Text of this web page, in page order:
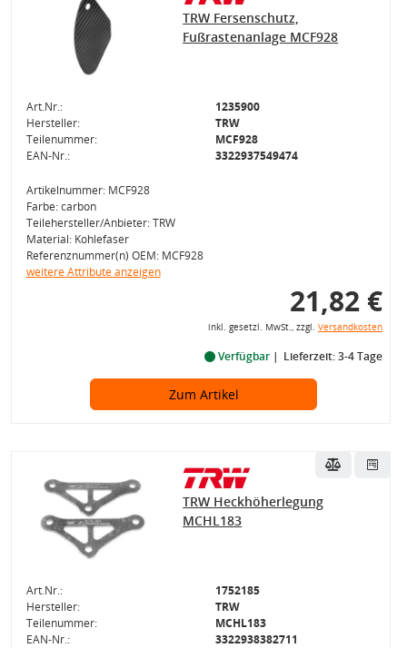
TRW Fersenschutz,
Fußrastenanlage MCF928
Art.Nr.:
1235900
Hersteller:
TRW
Teilenummer:
MCF928
EAN-Nr.:
3322937549474
Artikelnummer: MCF928
Farbe: carbon
Teilehersteller/Anbieter: TRW
Material: Kohlefaser
Referenznummer(n) OEM: MCF928
weitere Attribute anzeigen
21,82 €
inkl. gesetzl. MwSt., zzgl. Versandkosten
Verfügbar Lieferzeit: 3-4 Tage
Zum Artikel
TRW Heckhöherlegung
MCHL183
Art.Nr.:
1752185
Hersteller:
TRW
Teilenummer:
MCHL183
EAN-Nr.:
3322938382711